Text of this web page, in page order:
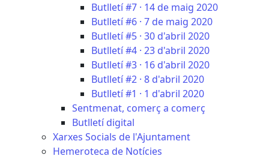
Butlletí #7 · 14 de maig 2020
Butlletí #6 · 7 de maig 2020
Butlletí #5 · 30 d'abril 2020
Butlletí #4 · 23 d'abril 2020
Butlletí #3 · 16 d'abril 2020
Butlletí #2 · 8 d'abril 2020
Butlletí #1 · 1 d'abril 2020
Sentmenat, comerç a comerç
Butlletí digital
Xarxes Socials de l'Ajuntament
Hemeroteca de Notícies